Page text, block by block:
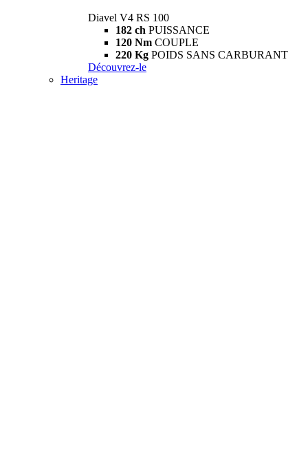
Diavel V4 RS 100
182 ch PUISSANCE
120 Nm COUPLE
220 Kg POIDS SANS CARBURANT
Découvrez-le
Heritage